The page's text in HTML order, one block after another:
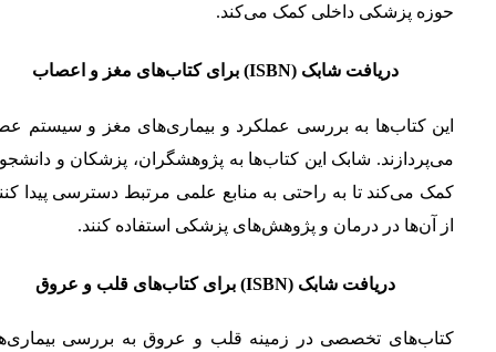
حوزه پزشکی داخلی کمک می‌کند.
دریافت شابک (ISBN) برای کتاب‌های مغز و اعصاب
این کتاب‌ها به بررسی عملکرد و بیماری‌های مغز و سیستم
می‌پردازند. شابک این کتاب‌ها به پژوهشگران، پزشکان و
کمک می‌کند تا به راحتی به منابع علمی مرتبط دسترسی پیدا
از آن‌ها در درمان و پژوهش‌های پزشکی استفاده کنند.
دریافت شابک (ISBN) برای کتاب‌های قلب و عروق
کتاب‌های تخصصی در زمینه قلب و عروق به بررسی